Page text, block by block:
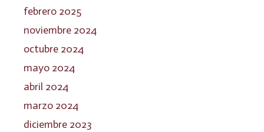
febrero 2025
noviembre 2024
octubre 2024
mayo 2024
abril 2024
marzo 2024
diciembre 2023